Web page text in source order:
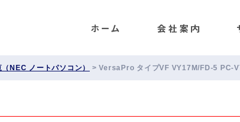
NEC ノートパソコン） >VersaPro タイプVF VY17M/FD-5 PC-